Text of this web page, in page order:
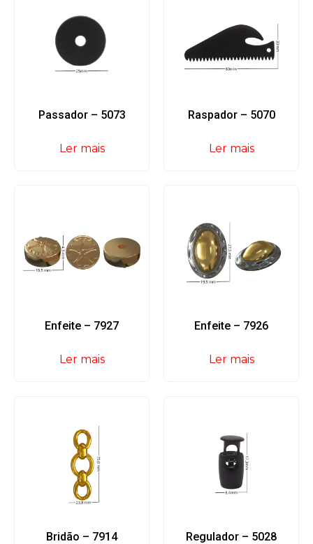
Passador – 5073
Ler mais
Raspador – 5070
Ler mais
Enfeite – 7927
Ler mais
Enfeite – 7926
Ler mais
Bridão – 7914 Regulador – 5028